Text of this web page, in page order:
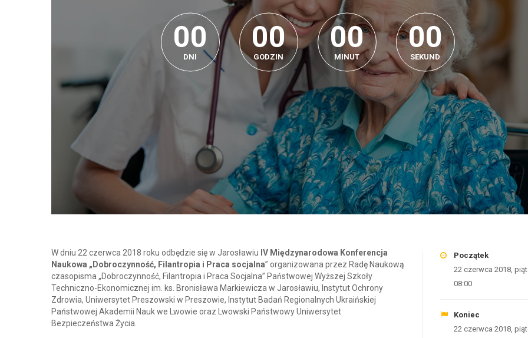
0
00
00
DNI
00
00
GODZIN
00
00
MINUT
00
00
SEKUND
W dniu 22 czerwca 2018 roku odbędzie się w Jarosławiu IV Międzynarodowa Konferencja
Naukowa „Dobroczynność, Filantropia i Praca socjalna” organizowana przez Radę Naukową
czasopisma „Dobroczynność, Filantropia i Praca Socjalna” Państwowej Wyższej Szkoły
Techniczno-Ekonomicznej im. ks. Bronisława Markiewicza w Jarosławiu, Instytut Ochrony
Zdrowia, Uniwersytet Preszowski w Preszowie, Instytut Badań Regionalnych Ukraińskiej
Państwowej Akademii Nauk we Lwowie oraz Lwowski Państwowy Uniwersytet
Bezpieczeństwa Życia.
Początek
22 czerwca 2018,
08:00
Koniec
22 czerwca 2018,